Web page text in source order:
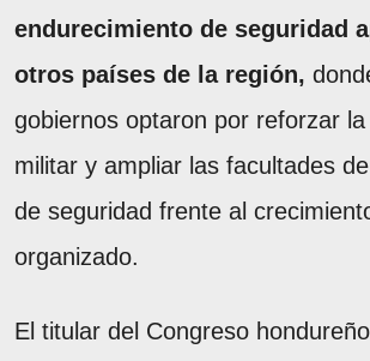
endurecimiento de seguridad
otros países de la región,
gobiernos optaron por reforzar
militar y ampliar las facultades
de seguridad frente al
organizado.
El titular del Congreso